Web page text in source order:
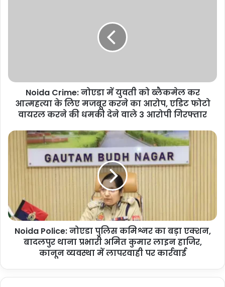
आत्महत्या
लिए
मजबूर
का
धमकी
देने
वाले
Noida Crime: नोएडा में युवती को ब्लैकमेल कर
आत्महत्या के लिए मजबूर करने का आरोप, एडिट फोटो
वायरल करने की धमकी देने वाले 3 आरोपी गिरफ्तार
Noida
Police:
एक्शन,
बादलपुर
थानाNoida Police: नोएडा पुलिस कमिश्नर का बड़ा एक्शन,
बादलपुर थाना प्रभारी अमित कुमार लाइन हाजिर,
कानून व्यवस्था में लापरवाही पर कार्रवाई